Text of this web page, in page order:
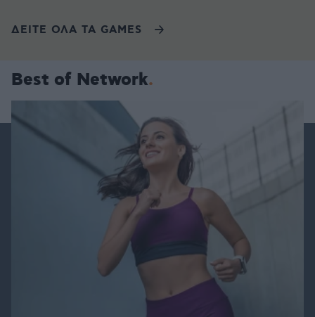
ΔΕΙΤΕ ΟΛΑ ΤΑ GAMES
Best of Network